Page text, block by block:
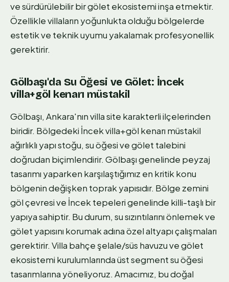
ve sürdürülebilir bir gölet ekosistemi inşa etmektir.
Özellikle villaların yoğunlukta olduğu bölgelerde
estetik ve teknik uyumu yakalamak profesyonellik
gerektirir.
Gölbaşı'da Su Öğesi ve Gölet: İncek
villa+göl kenarı müstakil
Gölbaşı, Ankara'nın villa site karakterli ilçelerinden
biridir. Bölgedeki İncek villa+göl kenarı müstakil
ağırlıklı yapı stoğu, su öğesi ve gölet talebini
doğrudan biçimlendirir. Gölbaşı genelinde peyzaj
tasarımı yaparken karşılaştığımız en kritik konu
bölgenin değişken toprak yapısıdır. Bölge zemini
göl çevresi ve İncek tepeleri genelinde killi-taşlı bir
yapıya sahiptir. Bu durum, su sızıntılarını önlemek ve
gölet yapısını korumak adına özel altyapı çalışmaları
gerektirir. Villa bahçe şelale/süs havuzu ve gölet
ekosistemi kurulumlarında üst segment su öğesi
tasarımlarına yöneliyoruz. Amacımız, bu doğal